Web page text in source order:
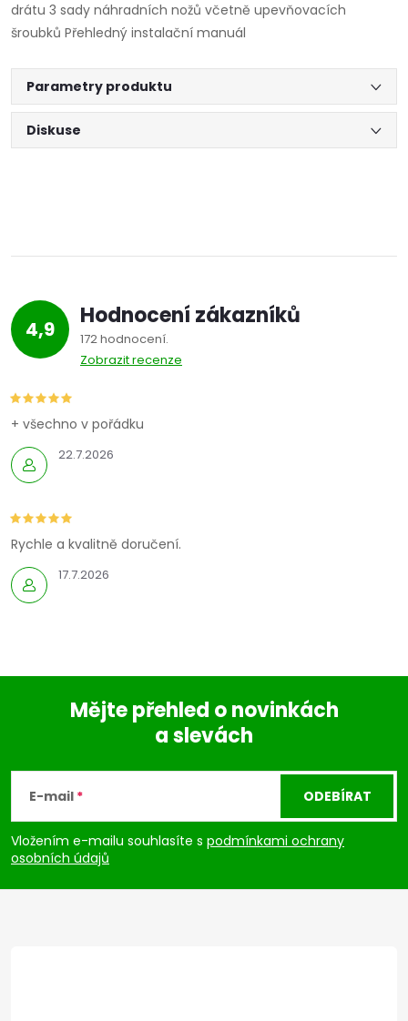
drátu 3 sady náhradních nožů včetně upevňovacích
šroubků Přehledný instalační manuál
Parametry produktu
Diskuse
4,9 Hodnocení zákazníků
172 hodnocení
Zobrazit recenze
22.7.2026
+ všechno v pořádku
17.7.2026
Rychle a kvalitně doručení.
p
a
Mějte přehled o novinkách
a slevách
E-mail
Vložením e-mailu souhlasíte s podmínkami ochrany
osobních údajů
ODEBÍRAT